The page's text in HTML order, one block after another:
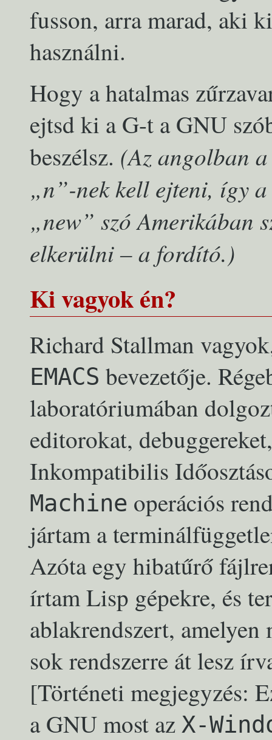
fusson, arra marad, aki
használni.
Hogy a hatalmas
ejtsd ki a G-t a GNU
beszélsz. (Az angolban
„n”-nek kell ejteni, így
„new” szó Amerikában
elkerülni – a fordító.)
Ki vagyok én?
Richard Stallman
EMACS bevezetője.
laboratóriumában
editorokat,
Inkompatibilis
Machine operációs
jártam a
Azóta egy hibatűrő
írtam Lisp gépekre, és
ablakrendszert,
sok rendszerre át lesz
[Történeti megjegyzés:
a GNU most az X-